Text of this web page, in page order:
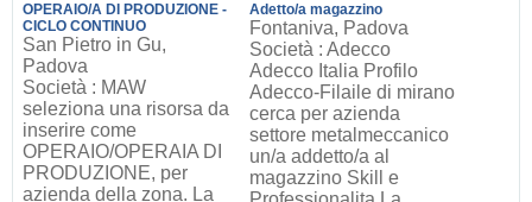
OPERAIO/A DI PRODUZIONE -
CICLO CONTINUO
San Pietro in Gu,
Padova
Società : MAW
seleziona una risorsa da
inserire come
OPERAIO/OPERAIA DI
PRODUZIONE, per
azienda della zona. La
Adetto/a magazzino
Fontaniva, Padova
Società : Adecco
Adecco Italia Profilo
Adecco-Filaile di mirano
cerca per azienda
settore metalmeccanico
un/a addetto/a al
magazzino Skill e